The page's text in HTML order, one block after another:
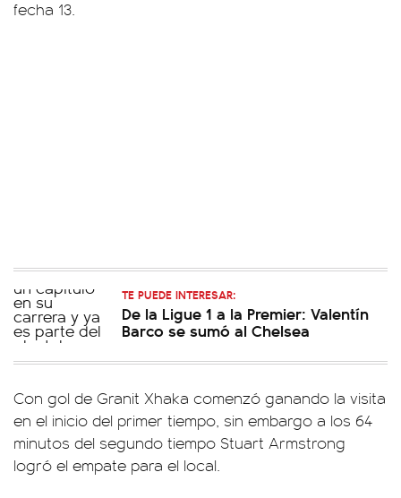
fecha 13.
TE PUEDE INTERESAR:
De la Ligue 1 a la Premier: Valentín
Barco se sumó al Chelsea
Con gol de Granit Xhaka comenzó ganando la visita
en el inicio del primer tiempo, sin embargo a los 64
minutos del segundo tiempo Stuart Armstrong
logró el empate para el local.